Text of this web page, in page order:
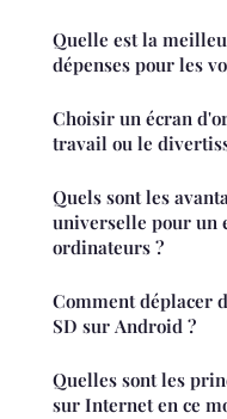
Quelle est la
dépenses pour les
Choisir un écran
travail ou le
Quels sont les
universelle pour un
ordinateurs ?
Comment déplacer
SD sur Android ?
Quelles sont les
sur Internet en ce